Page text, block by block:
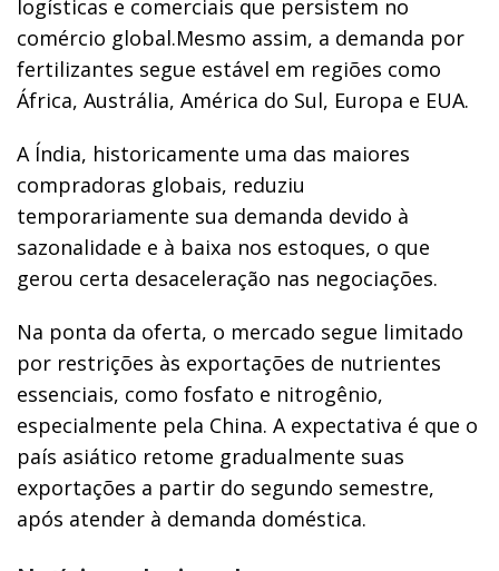
logísticas e comerciais que persistem no
comércio global.Mesmo assim, a demanda por
fertilizantes segue estável em regiões como
África, Austrália, América do Sul, Europa e EUA.
A Índia, historicamente uma das maiores
compradoras globais, reduziu
temporariamente sua demanda devido à
sazonalidade e à baixa nos estoques, o que
gerou certa desaceleração nas negociações.
Na ponta da oferta, o mercado segue limitado
por restrições às exportações de nutrientes
essenciais, como fosfato e nitrogênio,
especialmente pela China. A expectativa é que o
país asiático retome gradualmente suas
exportações a partir do segundo semestre,
após atender à demanda doméstica.